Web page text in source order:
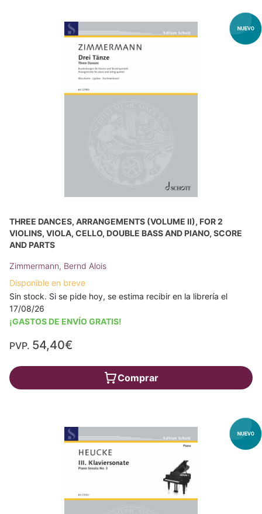
THREE DANCES, ARRANGEMENTS (VOLUME II), FOR 2
VIOLINS, VIOLA, CELLO, DOUBLE BASS AND PIANO, SCORE
AND PARTS
Zimmermann, Bernd Alois
Disponible en breve
Sin stock. Si se pide hoy, se estima recibir en la librería el
17/08/26
¡GASTOS DE ENVÍO GRATIS!
PVP. 54,40€
Comprar